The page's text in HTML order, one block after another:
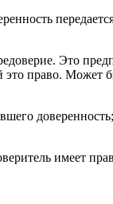
Это
право. Может
доверенность;
имеет